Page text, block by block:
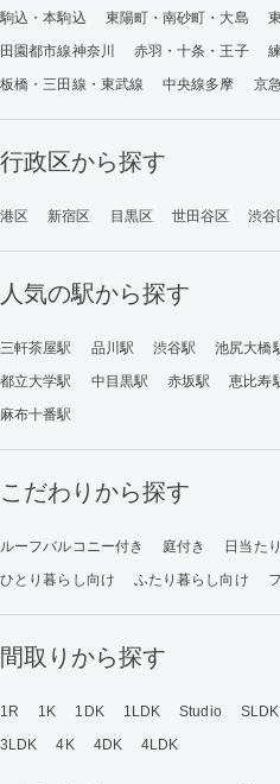
駒込・本駒込
東陽町・南砂町・大島
田園都市線神奈川
赤羽・十条・王子
板橋・三田線・東武線
中央線多摩 京
行政区から探す
港区 新宿区 目黒区 世田谷区 渋谷
人気の駅から探す
三軒茶屋駅 品川駅 渋谷駅 池尻大橋
都立大学駅
中目黒駅 赤坂駅 恵比寿
麻布十番駅
こだわりから探す
ルーフバルコニー付き 庭付き 日当た
ひとり暮らし向け
ふたり暮らし向け
間取りから探す
1R 1K 1DK 1LDK Studio SLDK
3LDK
4K 4DK 4LDK